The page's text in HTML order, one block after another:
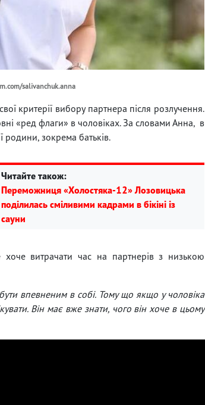
salivanchuk.anna
критерії вибору партнера після розлучення.
«ред флаги» в чоловіках. За словами Анна, в
родини, зокрема батьків.
Читайте також:
Переможниця «Холостяка-12» Лозовицька
поділилась сміливими кадрами в бікіні із
сауни
хоче витрачати час на партнерів з низькою
впевненим в собі. Тому що якщо у чоловіка
Він має вже знати, чого він хоче в цьому